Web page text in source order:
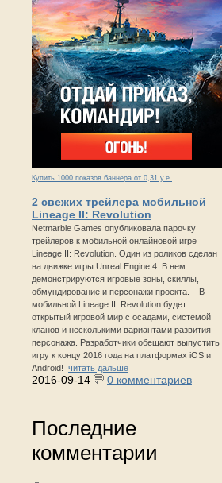
Купить 1000 показов баннера от 0,31 у.е.
2 свежих трейлера мобильной
Lineage II: Revolution
Netmarble Games опубликовала парочку
трейлеров к мобильной онлайновой игре
Lineage II: Revolution. Один из роликов сделан
на движке игры Unreal Engine 4. В нем
демонстрируются игровые зоны, скиллы,
обмундирование и персонажи проекта. В
мобильной Lineage II: Revolution будет
открытый игровой мир с осадами, системой
кланов и несколькими вариантами развития
персонажа. Разработчики обещают выпустить
игру к концу 2016 года на платформах iOS и
Android! читать дальше
2016-09-14 0 комментариев
Последние
комментарии